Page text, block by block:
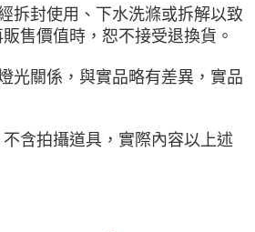
拆封使用、下水洗滌或拆解以致
售價值時，恕不接受退換貨。
光關係，與實品略有差異，實品
不含拍攝道具，實際內容以上述